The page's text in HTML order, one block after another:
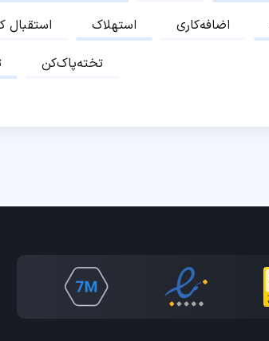
استقبال استهلاک اضافه‌کاری
تخته‌پاک‌کن